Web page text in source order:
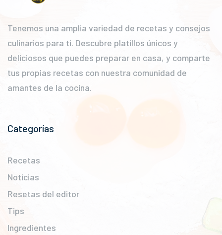
Tenemos una amplia variedad de recetas y consejos
culinarios para ti. Descubre platillos únicos y
deliciosos que puedes preparar en casa, y comparte
tus propias recetas con nuestra comunidad de
amantes de la cocina.
Categorías
Recetas
Noticias
Resetas del editor
Tips
Ingredientes